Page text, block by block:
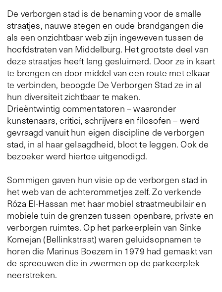
De verborgen stad is de benaming voor de smalle
straatjes, nauwe stegen en oude brandgangen die
als een onzichtbaar web zijn ingeweven tussen de
hoofdstraten van Middelburg. Het grootste deel van
deze straatjes heeft lang gesluimerd. Door ze in kaart
te brengen en door middel van een route met elkaar
te verbinden, beoogde De Verborgen Stad ze in al
hun diversiteit zichtbaar te maken.
Drieëntwintig commentatoren – waaronder
kunstenaars, critici, schrijvers en filosofen – werd
gevraagd vanuit hun eigen discipline de verborgen
stad, in al haar gelaagdheid, bloot te leggen. Ook de
bezoeker werd hiertoe uitgenodigd.
Sommigen gaven hun visie op de verborgen stad in
het web van de achterommetjes zelf. Zo verkende
Róza El-Hassan met haar mobiel straatmeubilair en
mobiele tuin de grenzen tussen openbare, private en
verborgen ruimtes. Op het parkeerplein van Sinke
Komejan (Bellinkstraat) waren geluidsopnamen te
horen die Marinus Boezem in 1979 had gemaakt van
de spreeuwen die in zwermen op de parkeerplek
neerstreken.